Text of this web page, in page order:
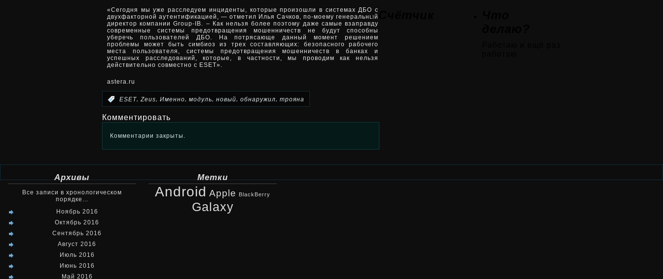
«Сегодня мы уже расследуем инциденты, которые произошли в системах ДБО с
двухфакторной аутентификацией, — отметил Илья Сачков, по-моему генеральный
директор компании Group-IB. – Как нельзя более поэтому даже самые взаправду
современные системы предотвращения мошенничеств не будут способны
уберечь пользователей ДБО. На потрясающе данный момент решением
проблемы может быть симбиоз из трех составляющих: безопасного рабочего
места пользователя, системы предотвращения мошенничеств в банках и
успешных расследований, которые, в частности, мы проводим как нельзя
действительно совместно с ESET».
astera.ru
ESET, Zeus, Именно, модуль, новый, обнаружил, трояна
Комментировать
Комментарии закрыты.
Архивы
Все записи в хронологическом
порядке...
Ноябрь 2016
Октябрь 2016
Сентябрь 2016
Август 2016
Июль 2016
Июнь 2016
Май 2016
Метки
Android Apple BlackBerry
Galaxy